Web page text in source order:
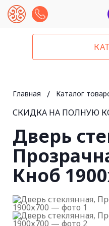
Главная / Каталог
СКИДКА НА ПОЛНУЮ
Дверь
Кноб